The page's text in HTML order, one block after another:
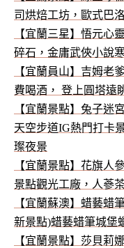
司烘焙工坊，歐式巴
【宜蘭三星】悟元心
碎石，金庸武俠小說
【宜蘭員山】吉姆老
費喝酒， 登上圓塔遠
【宜蘭景點】兔子迷
天空步道IG熱門打卡
璨夜景
【宜蘭景點】花旗人
景點觀光工廠，人蔘
【宜蘭蘇澳】蜡藝蜡
新景點)蜡藝蜡筆城堡
【宜蘭景點】莎貝莉